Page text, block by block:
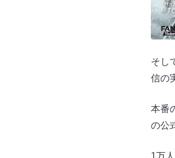
そし
信の
本番
の公